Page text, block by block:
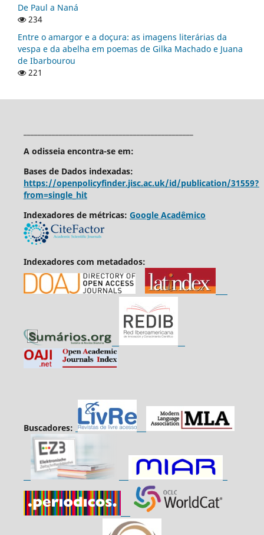
De Paul a Naná
234
Entre o amargor e a doçura: as imagens literárias da
vespa e da abelha em poemas de Gilka Machado e Juana
de Ibarbourou
221
A odisseia encontra-se em:
Bases de Dados indexadas:
https://openpolicyfinder.jisc.ac.uk/id/publication/31559?
from=single_hit
Indexadores de métricas: Google Acadêmico
Indexadores com metadados:
Buscadores: